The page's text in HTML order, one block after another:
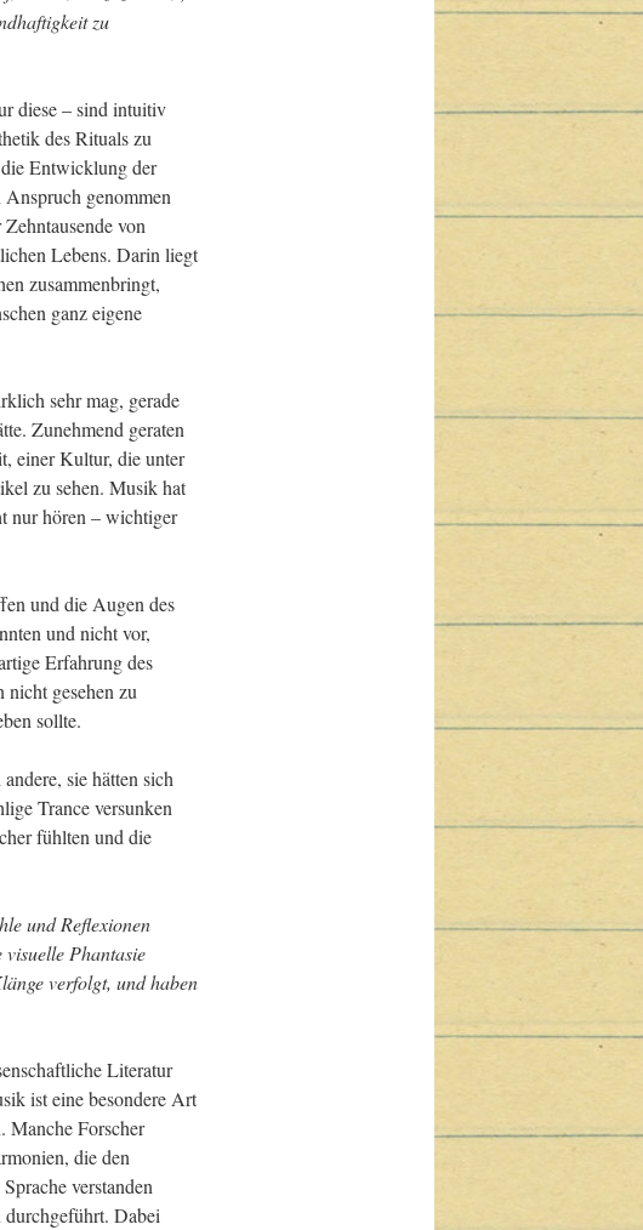
zu
diese – sind intuitiv
des Rituals zu
Entwicklung der
genommen
von
Lebens. Darin liegt
zusammenbringt,
ganz eigene
sehr mag, gerade
Zunehmend geraten
einer Kultur, die unter
zu sehen. Musik hat
nur hören – wichtiger
und die Augen des
und nicht vor,
Erfahrung des
gesehen zu
sollte.
sie hätten sich
Trance versunken
fühlten und die
und Reflexionen
Phantasie
verfolgt, und haben
Literatur
ist eine besondere Art
Manche Forscher
die den
verstanden
Dabei